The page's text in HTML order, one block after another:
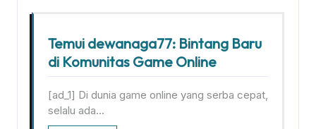
Temui dewanaga77: Bintang Baru
di Komunitas Game Online
[ad_1] Di dunia game online yang serba cepat,
selalu ada…